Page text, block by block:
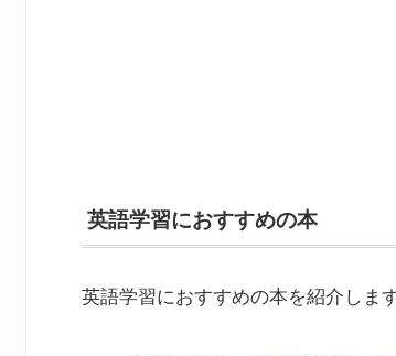
英語学習におすすめの本
英語学習におすすめの本を紹介しま